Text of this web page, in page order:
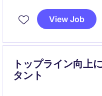
トマネージャーポジシ
を通じて顧客の事業成
View Job
トップライン向上
タント